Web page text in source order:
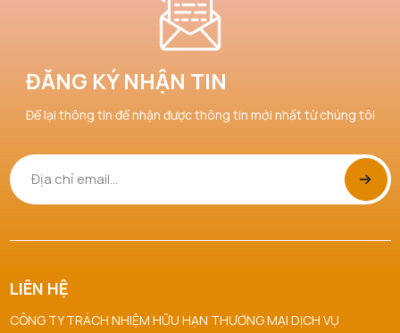
ĐĂNG KÝ NHẬN TIN
Để lại thông tin để nhận được thông tin mới nhất từ chúng tôi
LIÊN HỆ
CÔNG TY TRÁCH NHIỆM HỮU HẠN THƯƠNG MẠI DỊCH VỤ